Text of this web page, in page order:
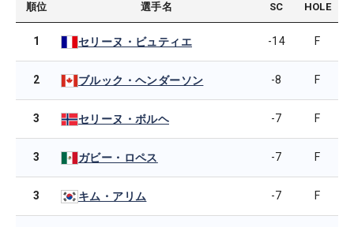
順位 選手名 SC HOLE
1 セリーヌ・ビュティエ -14 F
2 ブルック・ヘンダーソン -8 F
3 セリーヌ・ボルヘ -7 F
3 ガビー・ロペス -7 F
3 キム・アリム -7 F